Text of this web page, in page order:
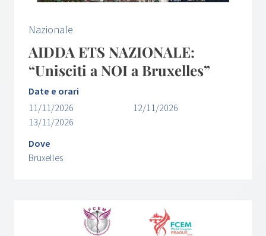
Nazionale
AIDDA ETS NAZIONALE:
“Unisciti a NOI a Bruxelles”
Date e orari
11/11/2026
12/11/2026
13/11/2026
Dove
Bruxelles